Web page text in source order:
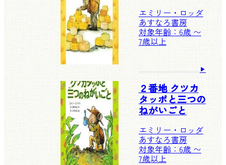
エミリー・ロッダ
あすなろ書房
対象年齢：6歳 〜
7歳以上
２番地 クツカ
タッポと三つの
ねがいごと
エミリー・ロッダ
あすなろ書房
対象年齢：6歳 〜
7歳以上